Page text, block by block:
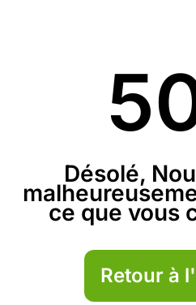
Désolé,
ce que vous
Retour à